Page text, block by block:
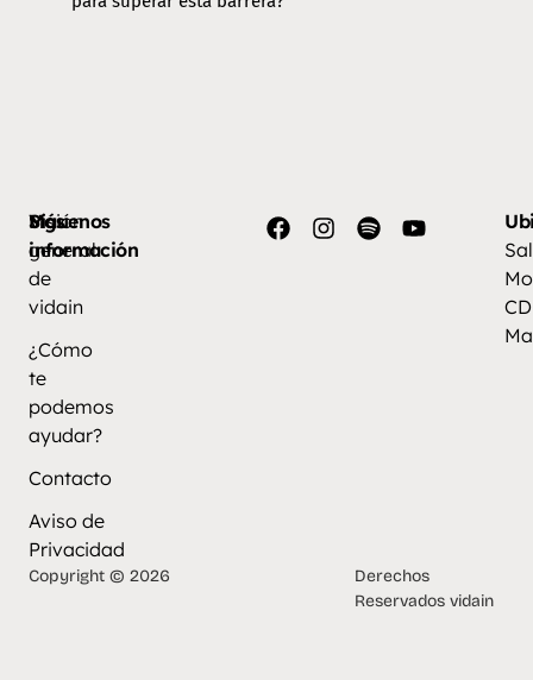
Más
información
Visión
general
de
vidain
¿Cómo
te
podemos
ayudar?
Contacto
Aviso de
Privacidad
Síguenos
Copyright © 2026
Derechos
Reservados vidain